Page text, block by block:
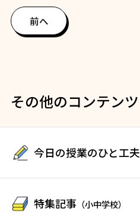
前へ
その他のコンテンツ
今日の授業のひと工夫
特集記事 （小中学校）